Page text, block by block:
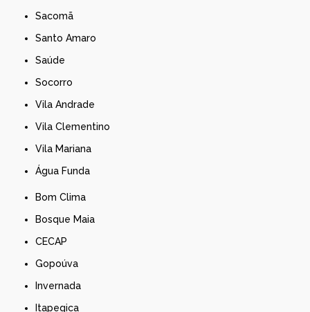
Sacomã
Santo Amaro
Saúde
Socorro
Vila Andrade
Vila Clementino
Vila Mariana
Água Funda
Bom Clima
Bosque Maia
CECAP
Gopoúva
Invernada
Itapegica